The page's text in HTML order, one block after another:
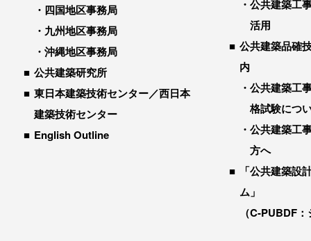
四国地区事務局
九州地区事務局
沖縄地区事務局
公共建築研究所
東日本建築技術センター／西日本
建築技術センター
English Outline
公共建築工
活用
公共建築品確
内
公共建築工
格試験につ
公共建築工
方へ
「公共建築設
ム」
（C-PUBDF